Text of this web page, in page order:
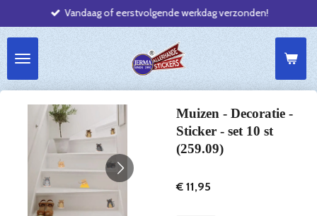
direct
de
hoofdinhoud
Vandaag of eerstvolgende werkdag verzonden!
Muizen - Decoratie -
Sticker - set 10 st
(259.09)
€ 11,95